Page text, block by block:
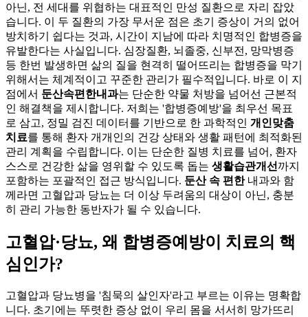
아닌, 전 세대를 위협하는 대표적인 만성 질환으로 자리 잡았
습니다. 이 두 질환의 가장 무서운 점은 초기 증상이 거의 없어
방치하기 쉽다는 것과, 시간이 지남에 따라 치명적인 합병증을
유발한다는 사실입니다. 심장질환, 뇌졸중, 신부전, 망막병증
등 한번 발생하면 삶의 질을 현격히 떨어뜨리는 합병증을 막기
위해서는 체계적이고 꾸준한 관리가 필수적입니다. 바로 이 지
점에서 둔산속편한내과는 단순한 약물 처방을 넘어선 근본적
인 해결책을 제시합니다. 저희는 '합병증예방'을 최우선 목표
로 삼고, 정밀 검진 데이터를 기반으로 한 과학적인 개인맞춤
치료를 통해 환자 개개인의 건강 상태와 생활 패턴에 최적화된
관리 계획을 수립합니다. 이는 단순한 질병 치료를 넘어, 환자
스스로 건강한 삶을 영위할 수 있도록 돕는 생활습관개선 까지
포함하는 포괄적인 접근 방식입니다. 둔산 속 편한내과와 함
께라면 고혈압과 당뇨는 더 이상 두려움의 대상이 아닌, 충분
히 관리 가능한 동반자가 될 수 있습니다.
고혈압·당뇨, 왜 합병증예방이 치료의 핵
심인가?
고혈압과 당뇨병을 '침묵의 살인자'라고 부르는 이유는 명확합
니다. 초기에는 뚜렷한 증상 없이 우리 몸을 서서히 망가뜨리